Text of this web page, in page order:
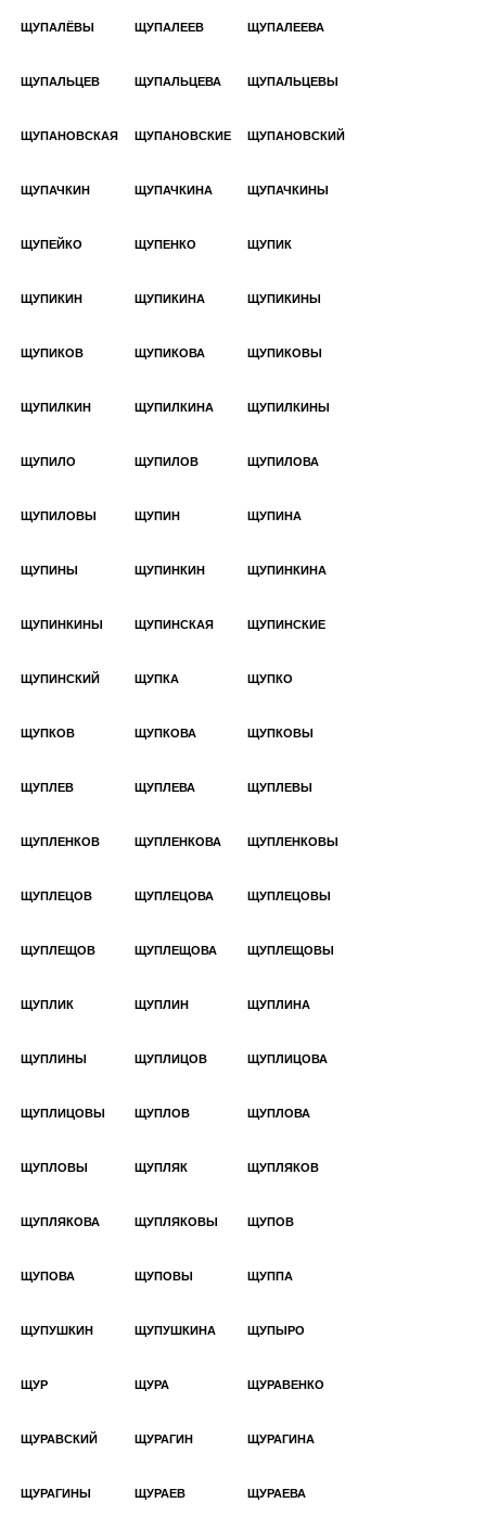
ЩУПАЛЁВЫ ЩУПАЛЕЕВ ЩУПАЛЕЕВА
ЩУПАЛЬЦЕВ ЩУПАЛЬЦЕВА ЩУПАЛЬЦЕВЫ
ЩУПАНОВСКАЯ ЩУПАНОВСКИЕ ЩУПАНОВСКИЙ
ЩУПАЧКИН ЩУПАЧКИНА ЩУПАЧКИНЫ
ЩУПЕЙКО ЩУПЕНКО ЩУПИК
ЩУПИКИН ЩУПИКИНА ЩУПИКИНЫ
ЩУПИКОВ ЩУПИКОВА ЩУПИКОВЫ
ЩУПИЛКИН ЩУПИЛКИНА ЩУПИЛКИНЫ
ЩУПИЛО ЩУПИЛОВ ЩУПИЛОВА
ЩУПИЛОВЫ ЩУПИН ЩУПИНА
ЩУПИНЫ ЩУПИНКИН ЩУПИНКИНА
ЩУПИНКИНЫ ЩУПИНСКАЯ ЩУПИНСКИЕ
ЩУПИНСКИЙ ЩУПКА ЩУПКО
ЩУПКОВ ЩУПКОВА ЩУПКОВЫ
ЩУПЛЕВ ЩУПЛЕВА ЩУПЛЕВЫ
ЩУПЛЕНКОВ ЩУПЛЕНКОВА ЩУПЛЕНКОВЫ
ЩУПЛЕЦОВ ЩУПЛЕЦОВА ЩУПЛЕЦОВЫ
ЩУПЛЕЩОВ ЩУПЛЕЩОВА ЩУПЛЕЩОВЫ
ЩУПЛИК ЩУПЛИН ЩУПЛИНА
ЩУПЛИНЫ ЩУПЛИЦОВ ЩУПЛИЦОВА
ЩУПЛИЦОВЫ ЩУПЛОВ ЩУПЛОВА
ЩУПЛОВЫ ЩУПЛЯК ЩУПЛЯКОВ
ЩУПЛЯКОВА ЩУПЛЯКОВЫ ЩУПОВ
ЩУПОВА ЩУПОВЫ ЩУППА
ЩУПУШКИН ЩУПУШКИНА ЩУПЫРО
ЩУР ЩУРА ЩУРАВЕНКО
ЩУРАВСКИЙ ЩУРАГИН ЩУРАГИНА
ЩУРАГИНЫ ЩУРАЕВ ЩУРАЕВА